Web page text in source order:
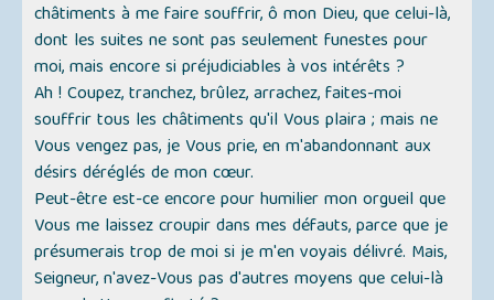
châtiments à me faire souffrir, ô mon Dieu, que celui-là,
dont les suites ne sont pas seulement funestes pour
moi, mais encore si préjudiciables à vos intérêts ?
Ah ! Coupez, tranchez, brûlez, arrachez, faites-moi
souffrir tous les châtiments qu'il Vous plaira ; mais ne
Vous vengez pas, je Vous prie, en m'abandonnant aux
désirs déréglés de mon cœur.
Peut-être est-ce encore pour humilier mon orgueil que
Vous me laissez croupir dans mes défauts, parce que je
présumerais trop de moi si je m'en voyais délivré. Mais,
Seigneur, n'avez-Vous pas d'autres moyens que celui-là